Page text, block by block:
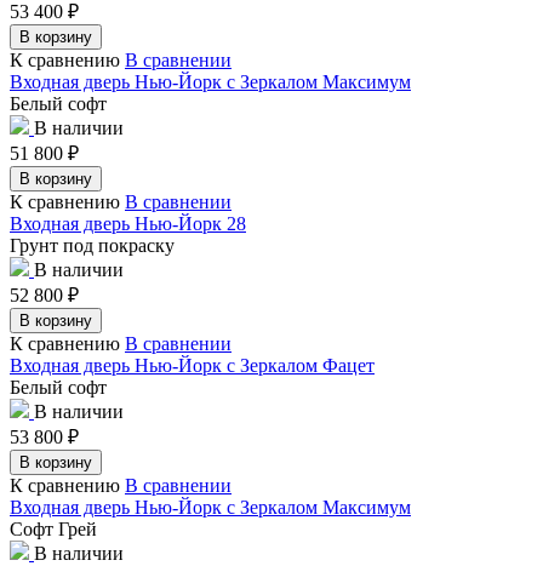
53 400 ₽
В корзину
К сравнению В сравнении
Входная дверь Нью-Йорк с Зеркалом Максимум
Белый софт
В наличии
51 800 ₽
В корзину
К сравнению В сравнении
Входная дверь Нью-Йорк 28
Грунт под покраску
В наличии
52 800 ₽
В корзину
К сравнению В сравнении
Входная дверь Нью-Йорк с Зеркалом Фацет
Белый софт
В наличии
53 800 ₽
В корзину
К сравнению В сравнении
Входная дверь Нью-Йорк с Зеркалом Максимум
Софт Грей
В наличии